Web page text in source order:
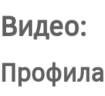
Видео: